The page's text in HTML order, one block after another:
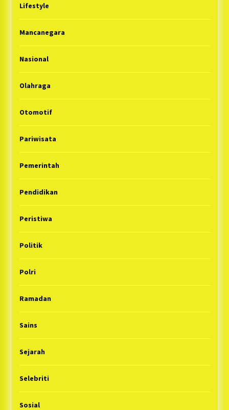
Lifestyle
Mancanegara
Nasional
Olahraga
Otomotif
Pariwisata
Pemerintah
Pendidikan
Peristiwa
Politik
Polri
Ramadan
Sains
Sejarah
Selebriti
Sosial